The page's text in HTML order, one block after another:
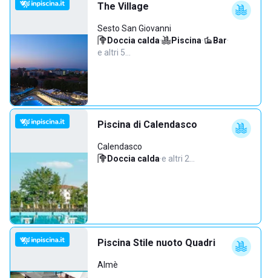
The Village
Sesto San Giovanni
Doccia calda· Piscina· Bar·
e altri 5…
Piscina di Calendasco
Calendasco
Doccia calda·e altri 2…
Piscina Stile nuoto Quadri
Almè